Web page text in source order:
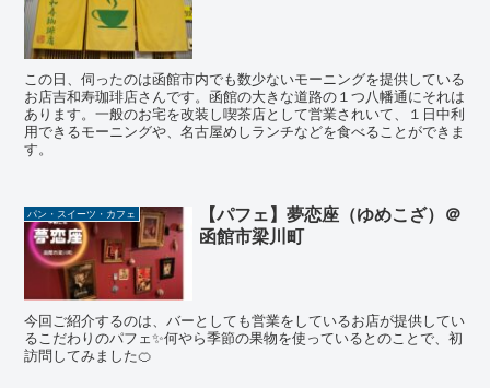
この日、伺ったのは函館市内でも数少ないモーニングを提供している
お店吉和寿珈琲店さんです。函館の大きな道路の１つ八幡通にそれは
あります。一般のお宅を改装し喫茶店として営業されいて、１日中利
用できるモーニングや、名古屋めしランチなどを食べることができま
す。
パン・スイーツ・カフェ
【パフェ】夢恋座（ゆめこざ）＠
函館市梁川町
今回ご紹介するのは、バーとしても営業をしているお店が提供してい
るこだわりのパフェ✨何やら季節の果物を使っているとのことで、初
訪問してみました🍊